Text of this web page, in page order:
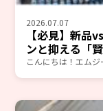
2026.07.07
【必見】新品
ンと抑える「
こんにちは！エム